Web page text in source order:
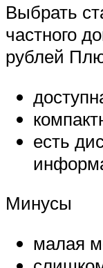
Выбрать
частного
рублей
есть
Минусы
малая